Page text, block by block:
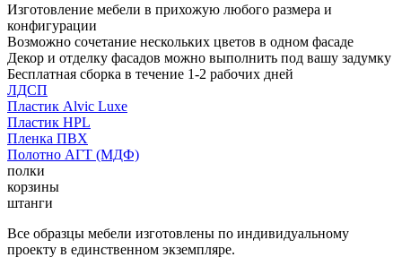
Изготовление мебели в прихожую любого размера и
конфигурации
Возможно сочетание нескольких цветов в одном фасаде
Декор и отделку фасадов можно выполнить под вашу задумку
Бесплатная сборка в течение 1-2 рабочих дней
ЛДСП
Пластик Alvic Luxe
Пластик HPL
Пленка ПВХ
Полотно АГТ (МДФ)
полки
корзины
штанги
Все образцы мебели изготовлены по индивидуальному
проекту в единственном экземпляре.